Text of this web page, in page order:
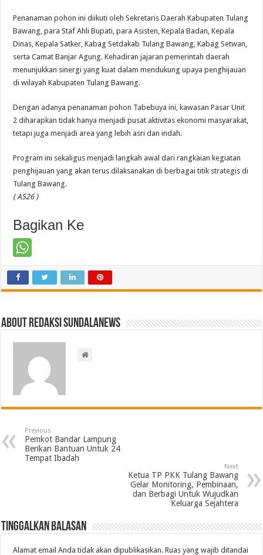
Penanaman pohon ini diikuti oleh Sekretaris Daerah Kabupaten Tulang
Bawang, para Staf Ahli Bupati, para Asisten, Kepala Badan, Kepala
Dinas, Kepala Satker, Kabag Setdakab Tulang Bawang, Kabag Setwan,
serta Camat Banjar Agung. Kehadiran jajaran pemerintah daerah
menunjukkan sinergi yang kuat dalam mendukung upaya penghijauan
di wilayah Kabupaten Tulang Bawang.
Dengan adanya penanaman pohon Tabebuya ini, kawasan Pasar Unit
2 diharapkan tidak hanya menjadi pusat aktivitas ekonomi masyarakat,
tetapi juga menjadi area yang lebih asri dan indah.
Program ini sekaligus menjadi langkah awal dari rangkaian kegiatan
penghijauan yang akan terus dilaksanakan di berbagai titik strategis di
Tulang Bawang.
( AS26 )
Bagikan Ke
About Redaksi Sundalanews
Previous
Pemkot Bandar Lampung
Berikan Bantuan Untuk 24
Tempat Ibadah
Next
Ketua TP PKK Tulang Bawang
Gelar Monitoring, Pembinaan,
dan Berbagi Untuk Wujudkan
Keluarga Sejahtera
Tinggalkan Balasan
Alamat email Anda tidak akan dipublikasikan. Ruas yang wajib ditandai